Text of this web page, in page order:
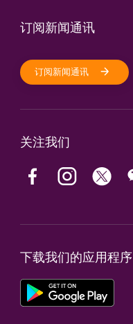
订阅新闻通讯
订阅新闻通讯
关注我们
下载我们的应用程序